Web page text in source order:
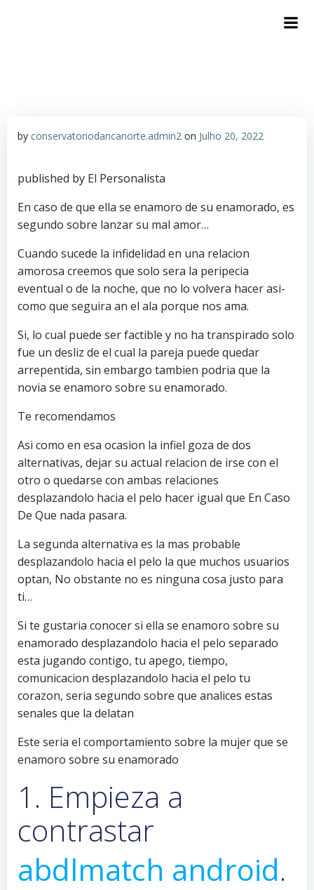
by conservatoriodancanorte.admin2 on Julho 20, 2022
published by El Personalista
En caso de que ella se enamoro de su enamorado, es
segundo sobre lanzar su mal amor…
Cuando sucede la infidelidad en una relacion
amorosa creemos que solo sera la peripecia
eventual o de la noche, que no lo volvera hacer asi­
como que seguira an el ala porque nos ama.
Si, lo cual puede ser factible y no ha transpirado solo
fue un desliz de el cual la pareja puede quedar
arrepentida, sin embargo tambien podria que la
novia se enamoro sobre su enamorado.
Te recomendamos
Asi­ como en esa ocasion la infiel goza de dos
alternativas, dejar su actual relacion de irse con el
otro o quedarse con ambas relaciones
desplazandolo hacia el pelo hacer igual que En Caso
De Que nada pasara.
La segunda alternativa es la mas probable
desplazandolo hacia el pelo la que muchos usuarios
optan, No obstante no es ninguna cosa justo para
ti…
Si te gustaria conocer si ella se enamoro sobre su
enamorado desplazandolo hacia el pelo separado
esta jugando contigo, tu apego, tiempo,
comunicacion desplazandolo hacia el pelo tu
corazon, seri­a segundo sobre que analices estas
senales que la delatan
Este seri­a el comportamiento sobre la mujer que se
enamoro sobre su enamorado
1. Empieza a
contrastar
abdlmatch android.